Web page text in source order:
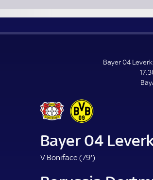
Bayer 04
Bayer 04
V Boniface (79'7
.
)